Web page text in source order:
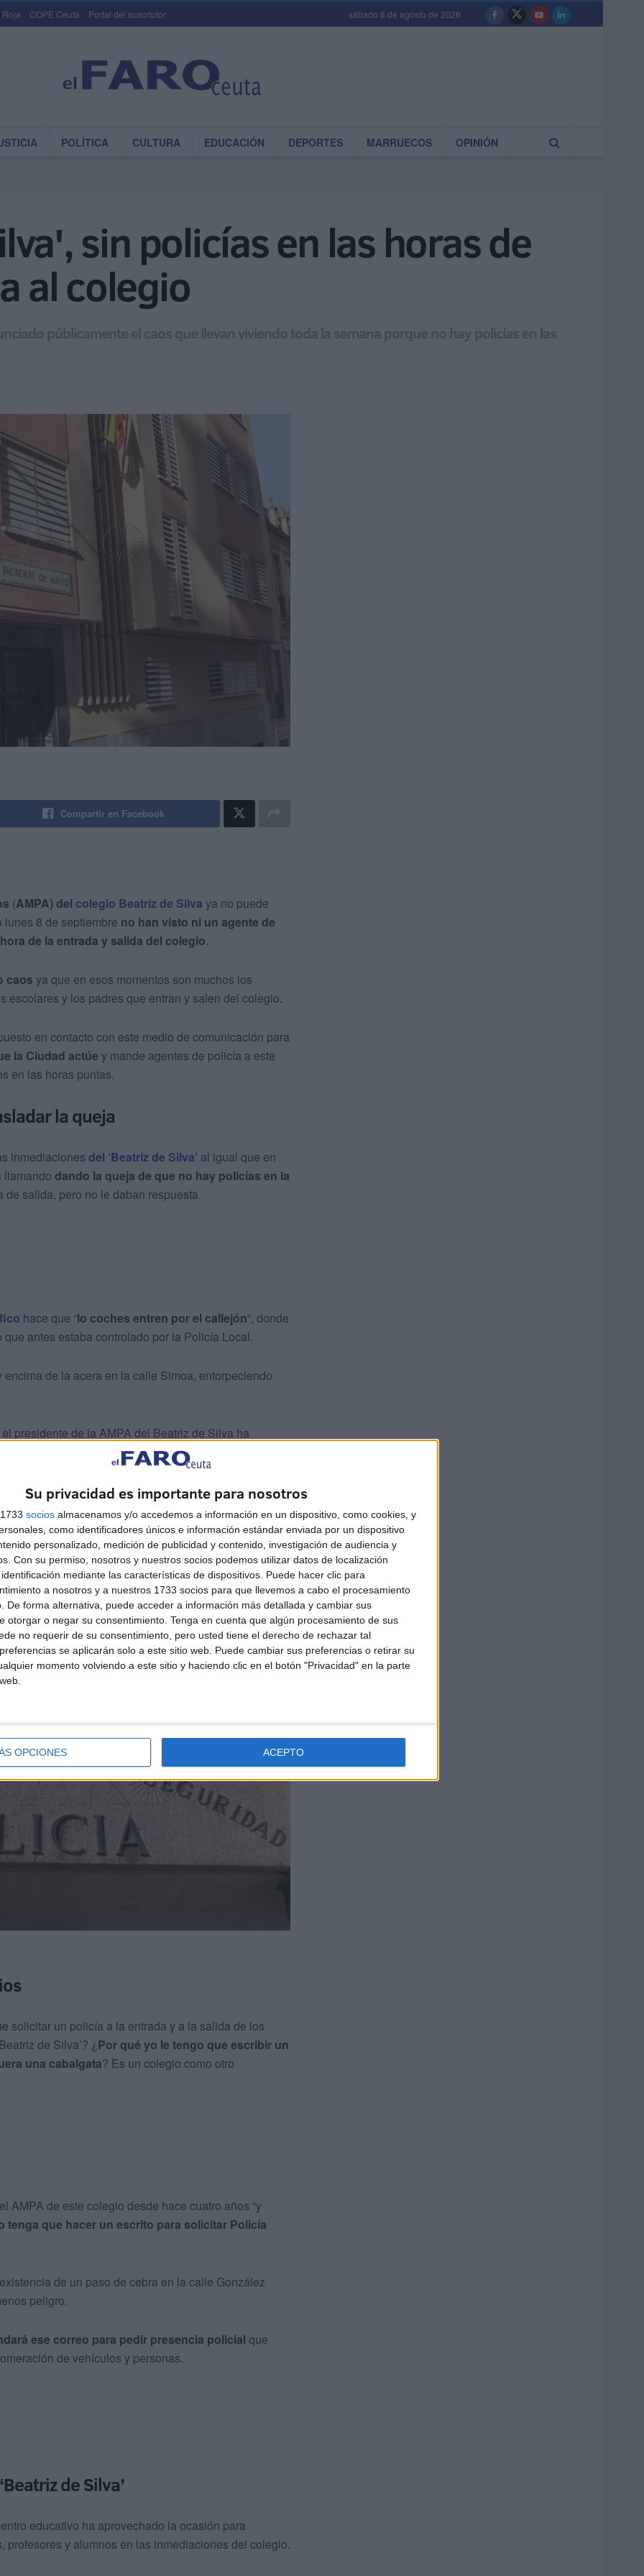
Su privacidad es importante para nosotros
socios almacenamos y/o accedemos a información en un dispositivo, como cookies, y
como identificadores únicos e información estándar enviada por un dispositivo
personalizado, medición de publicidad y contenido, investigación de audiencia y
Con su permiso, nosotros y nuestros socios podemos utilizar datos de localización
mediante las características de dispositivos. Puede hacer clic para
a nosotros y a nuestros 1733 socios para que llevemos a cabo el procesamiento
De forma alternativa, puede acceder a información más detallada y cambiar sus
otorgar o negar su consentimiento. Tenga en cuenta que algún procesamiento de sus
no requerir de su consentimiento, pero usted tiene el derecho de rechazar tal
se aplicarán solo a este sitio web. Puede cambiar sus preferencias o retirar su
momento volviendo a este sitio y haciendo clic en el botón "Privacidad" en la parte
OPCIONES ACEPTO
Roja COPE Ceuta Portal del suscriptor sábado 8 de agosto de 2026
POLÍTICA CULTURA EDUCACIÓN DEPORTES MARRUECOS OPINIÓN
sin policías en las horas de
al colegio
públicamente el caos que llevan viviendo toda la semana porque no hay policías en las
Compartir en Facebook
(AMPA) del colegio Beatriz de Silva ya no puede
8 de septiembre no han visto ni un agente de
de la entrada y salida del colegio.
caos ya que en esos momentos son muchos los
y los padres que entran y salen del colegio.
en contacto con este medio de comunicación para
la Ciudad actúe y mande agentes de policía a este
en las horas puntas.
la queja
inmediaciones del ‘Beatriz de Silva’ al igual que en
llamando dando la queja de que no hay policías en la
de salida, pero no le daban respuesta.
hace que “lo coches entren por el callejón”, donde
que antes estaba controlado por la Policía Local.
de la acera en la calle Simoa, entorpeciendo
presidente de la AMPA del Beatriz de Silva ha
policial
“lo tiene que solicitar el AMPA
solicité nada” y sí contaron con ese servicio durante
solicitar un policía a la entrada y a la salida de los
de Silva’? ¿ Por qué yo le tengo que escribir un
una cabalgata? Es un colegio como otro
AMPA de este colegio desde hace cuatro años “y
que hacer un escrito para solicitar Policía
de un paso de cebra en la calle González
peligro.
ese correo para pedir presencia policial que
de vehículos y personas.
de Silva’
educativo ha aprovechado la ocasión para
profesores y alumnos en las inmediaciones del colegio.